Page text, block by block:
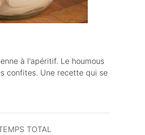
à l'apéritif. Le houmous
confites. Une recette qui se
TOTAL